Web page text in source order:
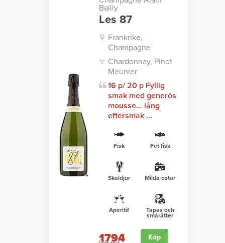
Bailly
Les 87
Frankrike,
Champagne
Chardonnay, Pinot
Meunier
16 p/ 20 p Fyllig
smak med generös
mousse... lång
eftersmak ...
Fisk Fet fisk
Skaldjur Milda ostar
Aperitif Tapas och
smårätter
1794
Köp